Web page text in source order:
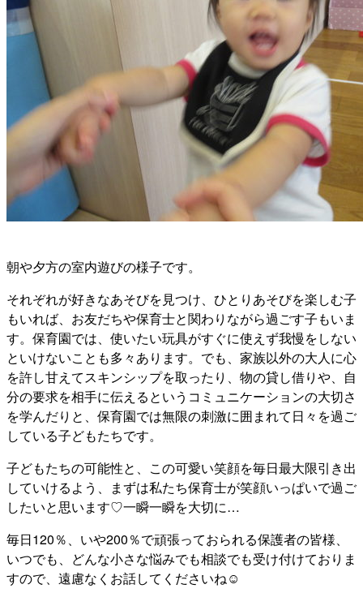
朝や夕方の室内遊びの様子です。
それぞれが好きなあそびを見つけ、ひとりあそびを楽しむ子
もいれば、お友だちや保育士と関わりながら過ごす子もいま
す。保育園では、使いたい玩具がすぐに使えず我慢をしない
といけないことも多々あります。でも、家族以外の大人に心
を許し甘えてスキンシップを取ったり、物の貸し借りや、自
分の要求を相手に伝えるというコミュニケーションの大切さ
を学んだりと、保育園では無限の刺激に囲まれて日々を過ご
している子どもたちです。
子どもたちの可能性と、この可愛い笑顔を毎日最大限引き出
していけるよう、まずは私たち保育士が笑顔いっぱいで過ご
したいと思います♡一瞬一瞬を大切に…
毎日120％、いや200％で頑張っておられる保護者の皆様、
いつでも、どんな小さな悩みでも相談でも受け付けておりま
すので、遠慮なくお話してくださいね☺